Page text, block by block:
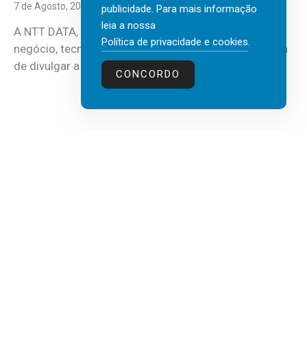
7 de Agosto, 2026
A NTT DATA, consultora global em serviços de
negócio, tecnologia e inteligência artificial (IA), acaba
de divulgar a mais recente...
publicidade. Para mais informação
leia a nossa
Política de privacidade e cookies.
CONCORDO